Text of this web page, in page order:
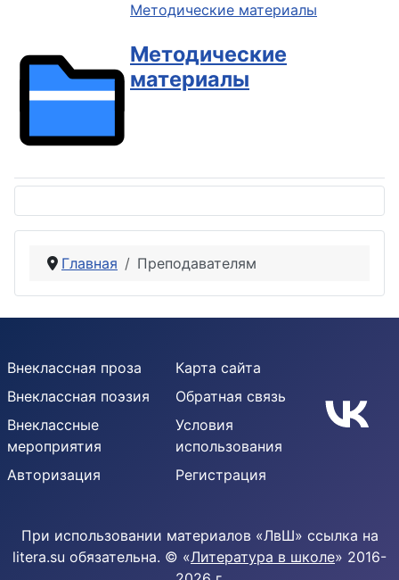
Методические материалы
Методические
материалы
Главная Преподавателям
Внеклассная проза
Внеклассная поэзия
Внеклассные
мероприятия
Авторизация
Карта сайта
Обратная связь
Условия
использования
Регистрация
При использовании материалов «ЛвШ» ссылка на
litera.su обязательна. © «Литература в школе» 2016-